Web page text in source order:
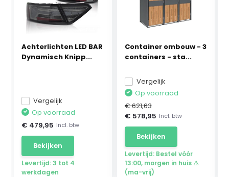
Achterlichten LED BAR
Dynamisch Knipp...
Vergelijk
Op voorraad
€ 479,95 Incl. btw
Bekijken
Levertijd: 3 tot 4
werkdagen
Container ombouw - 3
containers - sta...
Vergelijk
Op voorraad
€ 621,63
€ 578,95 Incl. btw
Bekijken
Levertijd: Bestel vóór
13:00, morgen in huis ⚠
(ma-vrij)